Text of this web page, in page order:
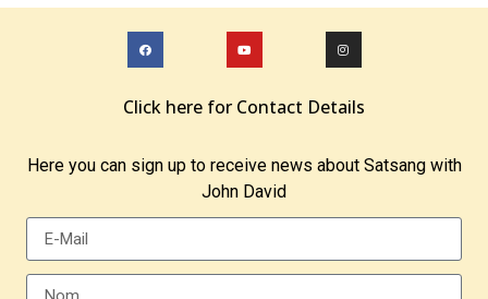
Click here for Contact Details
Here you can sign up to receive news about Satsang with
John David